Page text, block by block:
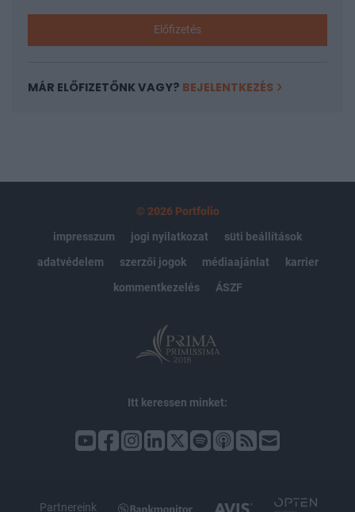
Előfizetés
MÁR ELŐFIZETŐNK VAGY? BEJELENTKEZÉS
© 2026 Portfolio
impresszum
jogi nyilatkozat
süti beállítások
adatvédelem
szerzői jogok médiaajánlat
karrier
kommentkezelés
ÁSZF
Itt keressen minket:
Partnereink